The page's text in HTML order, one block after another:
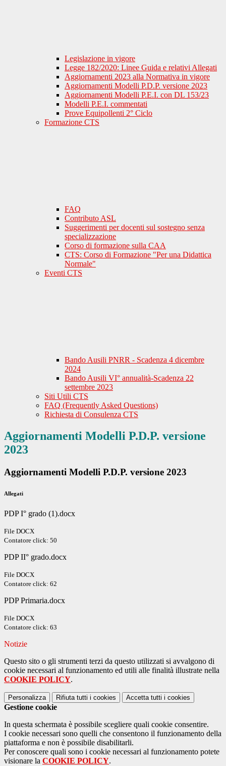
Legislazione in vigore
Legge 182/2020: Linee Guida e relativi Allegati
Aggiornamenti 2023 alla Normativa in vigore
Aggiornamenti Modelli P.D.P. versione 2023
Aggiornamenti Modelli P.E.I. con DL 153/23
Modelli P.E.I. commentati
Prove Equipollenti 2° Ciclo
Formazione CTS
FAQ
Contributo ASL
Suggerimenti per docenti sul sostegno senza
specializzazione
Corso di formazione sulla CAA
CTS: Corso di Formazione "Per una Didattica
Normale"
Eventi CTS
Bando Ausili PNRR - Scadenza 4 dicembre
2024
Bando Ausili VI° annualità-Scadenza 22
settembre 2023
Siti Utili CTS
FAQ (Frequently Asked Questions)
Richiesta di Consulenza CTS
Aggiornamenti Modelli P.D.P. versione
2023
Aggiornamenti Modelli P.D.P. versione 2023
Allegati
PDP I° grado (1).docx
File DOCX
Contatore click: 50
PDP II° grado.docx
File DOCX
Contatore click: 62
PDP Primaria.docx
File DOCX
Contatore click: 63
Notizie
Questo sito o gli strumenti terzi da questo utilizzati si avvalgono di
cookie necessari al funzionamento ed utili alle finalità illustrate nella
COOKIE POLICY.
Personalizza Rifiuta tutti i cookies Accetta tutti i cookies
Gestione cookie
In questa schermata è possibile scegliere quali cookie consentire.
I cookie necessari sono quelli che consentono il funzionamento della
piattaforma e non è possibile disabilitarli.
Per conoscere quali sono i cookie necessari al funzionamento potete
visionare la COOKIE POLICY.